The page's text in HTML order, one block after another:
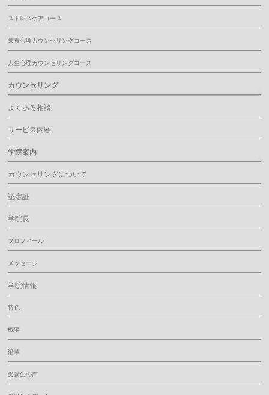
ストレスケアコース
栄養心理カウンセリングコース
人生心理カウンセリングコース
カウンセリング
よくある相談
サービス内容
学院案内
カウンセリングについて
認定証
学院長
プロフィール
メッセージ
学院情報
特色
概要
沿革
受講生の声